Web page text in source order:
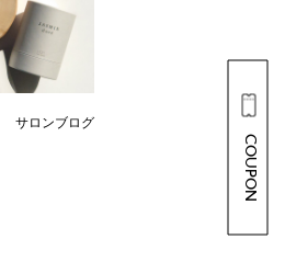
サロンブログ
COUPON